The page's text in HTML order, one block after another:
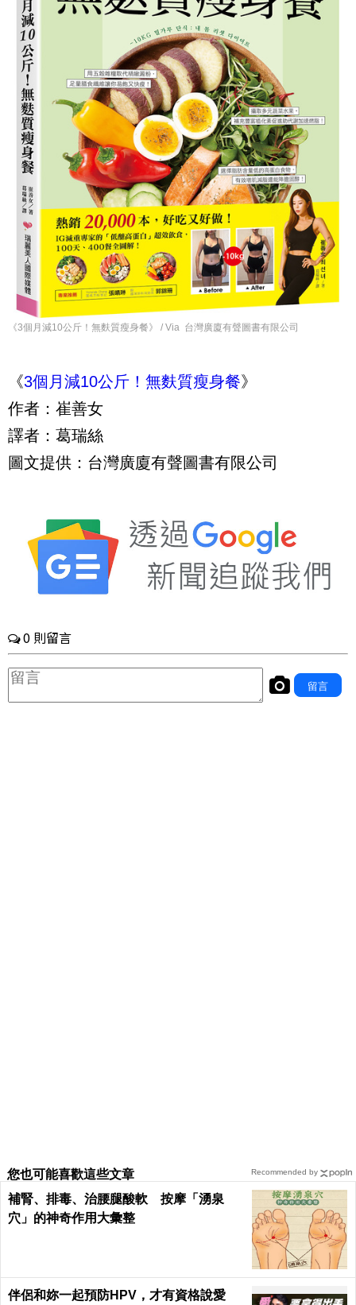
《3個月減10公斤！無麩質瘦身餐》 / Via 台灣廣廈有聲圖書有限公司
《3個月減10公斤！無麩質瘦身餐》
作者：崔善女
譯者：葛瑞絲
圖文提供：台灣廣廈有聲圖書有限公司
您也可能喜歡這些文章
補腎、排毒、治腰腿酸軟 按摩「湧泉
穴」的神奇作用大彙整
伴侶和妳一起預防HPV，才有資格說愛
Recommended by